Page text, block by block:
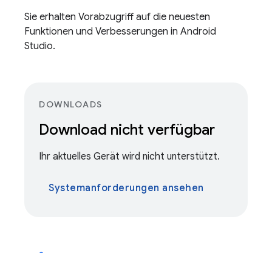
Sie erhalten Vorabzugriff auf die neuesten
Funktionen und Verbesserungen in Android
Studio.
DOWNLOADS
Download nicht verfügbar
Ihr aktuelles Gerät wird nicht unterstützt.
Systemanforderungen ansehen